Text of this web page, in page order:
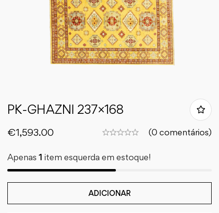
PK-GHAZNI 237×168
€1,593.00 (0 comentários)
Apenas 1 item esquerda em estoque!
ADICIONAR